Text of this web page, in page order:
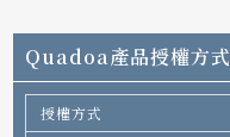
Quadoa產品授權方式
授權方式